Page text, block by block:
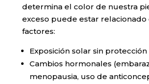
determina el color de nuestra
exceso puede estar relacionado
factores:
Exposición solar sin protección
Cambios hormonales
menopausia, uso de